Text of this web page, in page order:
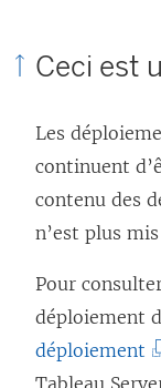
Ceci est
Les
continuent
contenu des
n’est plus
Pour
déploiement
déploiement
L